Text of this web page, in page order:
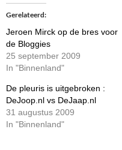
Gerelateerd
Jeroen Mirck op de bres voor
de Bloggies
25 september 2009
In "Binnenland"
De pleuris is uitgebroken :
DeJoop.nl vs DeJaap.nl
31 augustus 2009
In "Binnenland"